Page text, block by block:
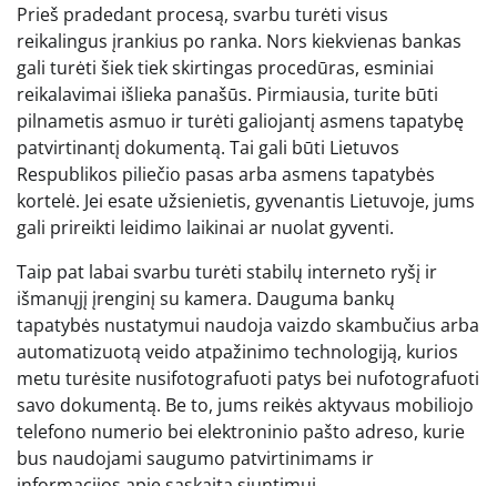
Prieš pradedant procesą, svarbu turėti visus
reikalingus įrankius po ranka. Nors kiekvienas bankas
gali turėti šiek tiek skirtingas procedūras, esminiai
reikalavimai išlieka panašūs. Pirmiausia, turite būti
pilnametis asmuo ir turėti galiojantį asmens tapatybę
patvirtinantį dokumentą. Tai gali būti Lietuvos
Respublikos piliečio pasas arba asmens tapatybės
kortelė. Jei esate užsienietis, gyvenantis Lietuvoje, jums
gali prireikti leidimo laikinai ar nuolat gyventi.
Taip pat labai svarbu turėti stabilų interneto ryšį ir
išmanųjį įrenginį su kamera. Dauguma bankų
tapatybės nustatymui naudoja vaizdo skambučius arba
automatizuotą veido atpažinimo technologiją, kurios
metu turėsite nusifotografuoti patys bei nufotografuoti
savo dokumentą. Be to, jums reikės aktyvaus mobiliojo
telefono numerio bei elektroninio pašto adreso, kurie
bus naudojami saugumo patvirtinimams ir